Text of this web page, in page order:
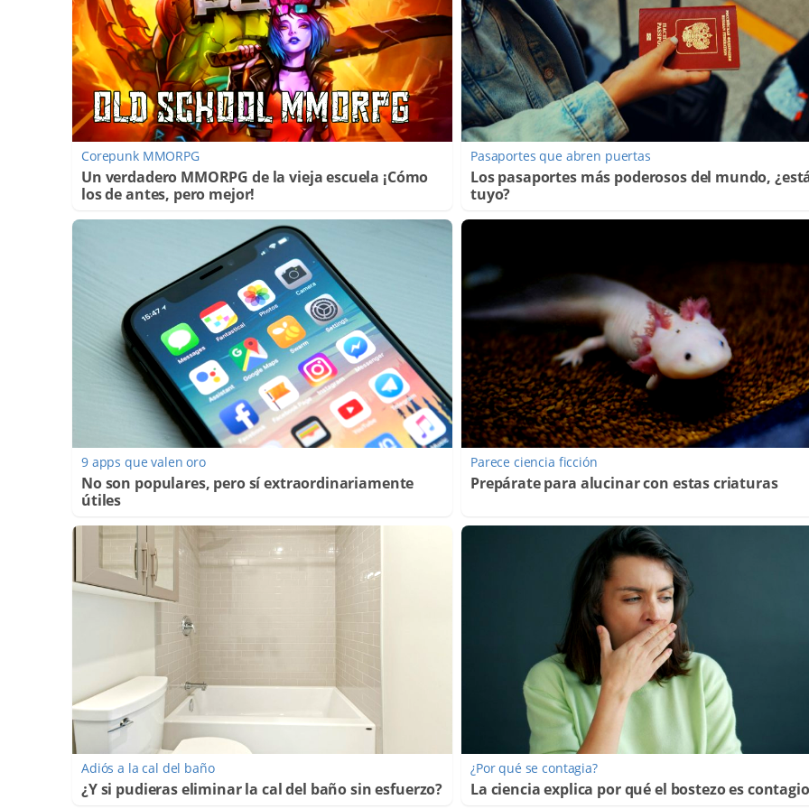
Corepunk MMORPG
Un verdadero MMORPG de la vieja escuela ¡Cómo
los de antes, pero mejor!
Pasaportes que abren puertas
Los pasaportes más poderosos del mundo,
tuyo?
9 apps que valen oro
No son populares, pero sí extraordinariamente
útiles
Parece ciencia ficción
Prepárate para alucinar con estas criaturas
Adiós a la cal del baño
¿Y si pudieras eliminar la cal del baño sin esfuerzo?
¿Por qué se contagia?
La ciencia explica por qué el bostezo es